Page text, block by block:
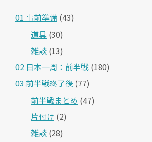
01.事前準備 (43)
道具 (30)
雑談 (13)
02.日本一周：前半戦 (180)
03.前半戦終了後 (77)
前半戦まとめ (47)
片付け (2)
雑談 (28)